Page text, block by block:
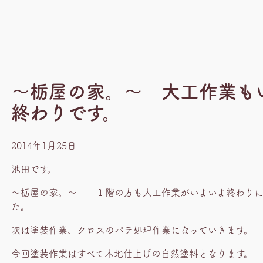
～栃屋の家。～ 大工作業も
終わりです。
2014年1月25日
池田です。
～栃屋の家。～ １階の方も大工作業がいよいよ終わり
た。
次は塗装作業、クロスのパテ処理作業になっていきます。
今回塗装作業はすべて木地仕上げの自然塗料となります。